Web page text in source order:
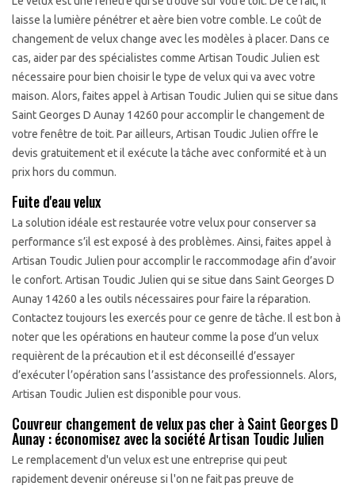
laisse la lumière pénétrer et aère bien votre comble. Le coût de
changement de velux change avec les modèles à placer. Dans ce
cas, aider par des spécialistes comme Artisan Toudic Julien est
nécessaire pour bien choisir le type de velux qui va avec votre
maison. Alors, faites appel à Artisan Toudic Julien qui se situe dans
Saint Georges D Aunay 14260 pour accomplir le changement de
votre fenêtre de toit. Par ailleurs, Artisan Toudic Julien offre le
devis gratuitement et il exécute la tâche avec conformité et à un
prix hors du commun.
Fuite d'eau velux
La solution idéale est restaurée votre velux pour conserver sa
performance s’il est exposé à des problèmes. Ainsi, faites appel à
Artisan Toudic Julien pour accomplir le raccommodage afin d’avoir
le confort. Artisan Toudic Julien qui se situe dans Saint Georges D
Aunay 14260 a les outils nécessaires pour faire la réparation.
Contactez toujours les exercés pour ce genre de tâche. Il est bon à
noter que les opérations en hauteur comme la pose d’un velux
requièrent de la précaution et il est déconseillé d’essayer
d’exécuter l’opération sans l’assistance des professionnels. Alors,
Artisan Toudic Julien est disponible pour vous.
Couvreur changement de velux pas cher à Saint Georges D
Aunay : économisez avec la société Artisan Toudic Julien
Le remplacement d'un velux est une entreprise qui peut
rapidement devenir onéreuse si l'on ne fait pas preuve de